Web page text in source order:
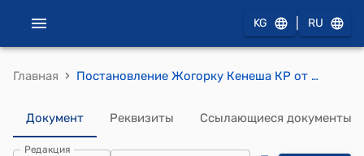
KG RU
Главная › Постановление Жогорку Кенеша КР от 22 января 2020 года № 3491-VI "Об утверждении повестки дня заседания Жогорку Кенеша Кыргызской Республики 22 января 2020 года"
Документ Реквизиты Ссылающиеся документы
Редакция